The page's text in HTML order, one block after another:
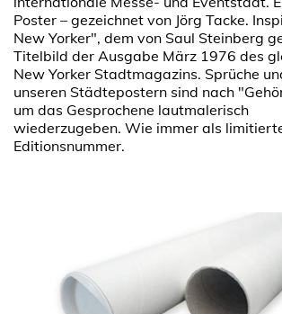
Poster – gezeichnet von Jörg Tacke.
New Yorker", dem von Saul Steinberg
Titelbild der Ausgabe März 1976 des
New Yorker Stadtmagazins. Sprüche
unseren Städtepostern sind nach
um das Gesprochene lautmalerisch
wiederzugeben. Wie immer als
Editionsnummer.